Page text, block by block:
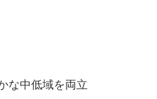
な中低域を両立